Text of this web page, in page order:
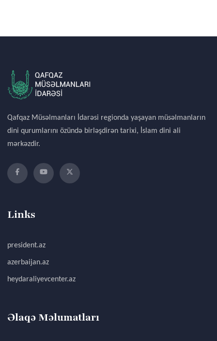
Qafqaz Müsəlmanları İdarəsi regionda yaşayan müsəlmanların
dini qurumlarını özündə birləşdirən tarixi, İslam dini ali
mərkəzdir.
Links
president.az
azerbaijan.az
heydaraliyevcenter.az
Əlaqə Məlumatları